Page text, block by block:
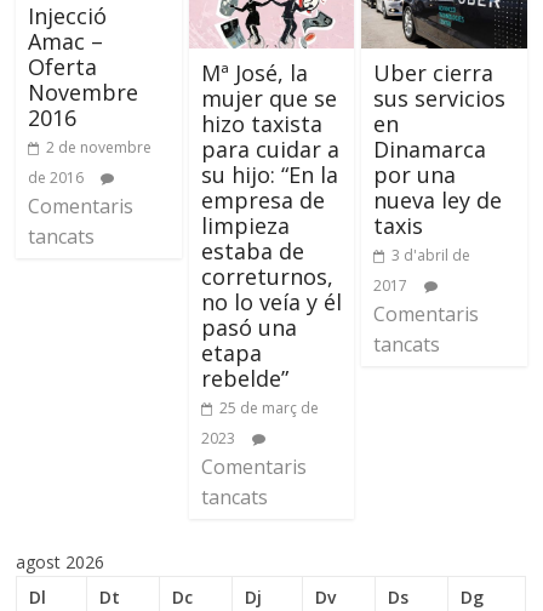
Injecció
Amac –
Oferta
Novembre
2016
2 de novembre
de 2016
Comentaris
tancats
Mª José, la
mujer que se
hizo taxista
para cuidar a
su hijo: “En la
empresa de
limpieza
estaba de
correturnos,
no lo veía y él
pasó una
etapa
rebelde”
25 de març de
2023
Comentaris
tancats
Uber cierra
sus servicios
en
Dinamarca
por una
nueva ley de
taxis
3 d'abril de
2017
Comentaris
tancats
agost 2026
Dl
Dt Dc Dj Dv Ds
Dg